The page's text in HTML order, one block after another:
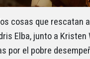
cosas que rescatan a
Elba, junto a
por el pobre